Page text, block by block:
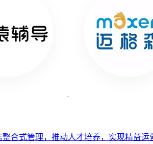
整合式管理，推动人才培养，实现精益运